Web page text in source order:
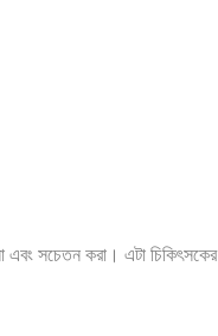
সচেতন করা। এটা